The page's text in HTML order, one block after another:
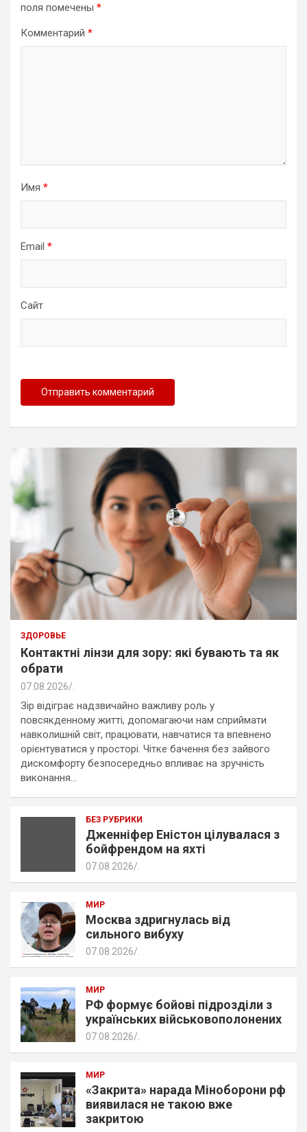
поля помечены *
Комментарий *
Имя *
Email *
Сайт
ЗДОРОВЬЕ
Контактні лінзи для зору: які бувають та як
обрати
07.08.2026
Зір відіграє надзвичайно важливу роль у
повсякденному житті, допомагаючи нам сприймати
навколишній світ, працювати, навчатися та впевнено
орієнтуватися у просторі. Чітке бачення без зайвого
дискомфорту безпосередньо впливає на зручність
виконання…
БЕЗ РУБРИКИ
Дженніфер Еністон цілувалася з
бойфрендом на яхті
07.08.2026
МИР
Москва здригнулась від
сильного вибуху
07.08.2026
МИР
РФ формує бойові підрозділи з
українських військовополонених
07.08.2026
МИР
«Закрита» нарада Міноборони рф
виявилася не такою вже
закритою